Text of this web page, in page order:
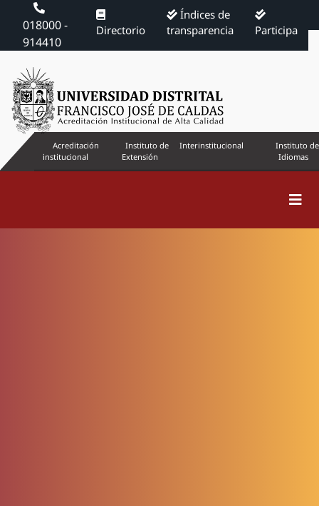
018000 -
914410
Directorio
Índices de
transparencia
Participa
Acreditación
institucional
Instituto de
Extensión
Interinstitucional
Instituto de
Idiomas